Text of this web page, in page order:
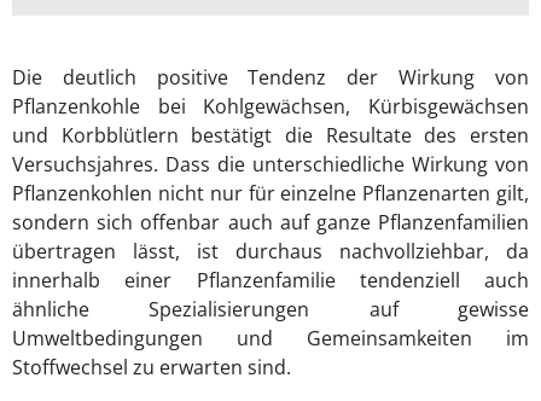
Die deutlich positive Tendenz der Wirkung von
Pflanzenkohle bei Kohlgewächsen, Kürbisgewächsen
und Korbblütlern bestätigt die Resultate des ersten
Versuchsjahres. Dass die unterschiedliche Wirkung von
Pflanzenkohlen nicht nur für einzelne Pflanzenarten gilt,
sondern sich offenbar auch auf ganze Pflanzenfamilien
übertragen lässt, ist durchaus nachvollziehbar, da
innerhalb einer Pflanzenfamilie tendenziell auch
ähnliche Spezialisierungen auf gewisse
Umweltbedingungen und Gemeinsamkeiten im
Stoffwechsel zu erwarten sind.